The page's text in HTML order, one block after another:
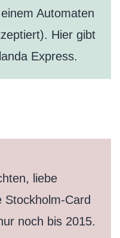
Automaten
Hier gibt
Express.
liebe
Stockholm-Card
noch bis 2015.